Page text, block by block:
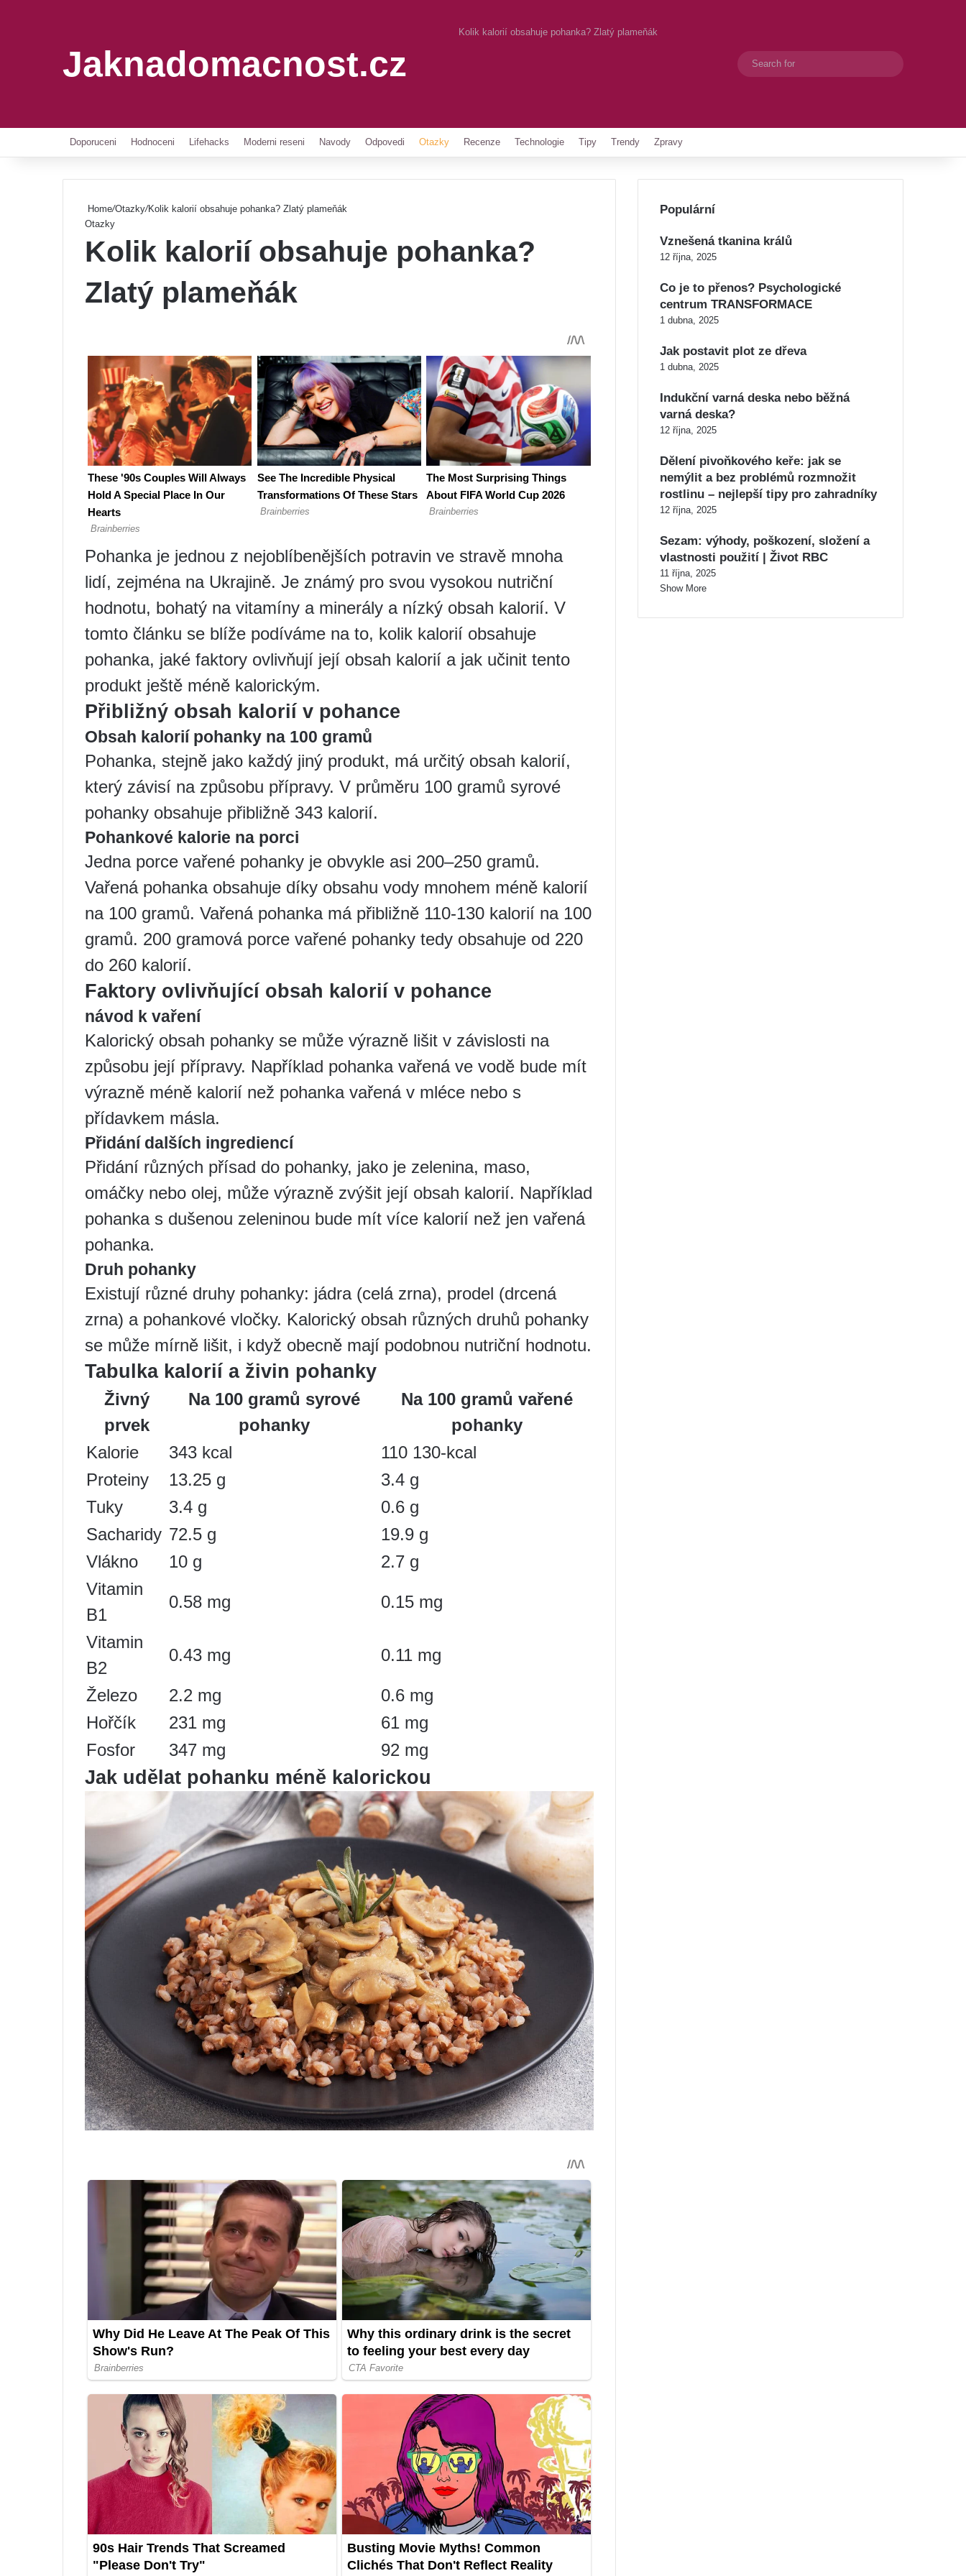
Jaknadomacnost.cz
Kolik kalorií obsahuje pohanka? Zlatý plameňák
Switch skin
Doporuceni Hodnoceni Lifehacks Moderni reseni Navody Odpovedi Otazky Recenze Technologie Tipy Trendy Zpravy
Home/Otazky/Kolik kalorií obsahuje pohanka? Zlatý plameňák
Otazky
Kolik kalorií obsahuje pohanka?
Zlatý plameňák
Pohanka je jednou z nejoblíbenějších potravin ve stravě mnoha
lidí, zejména na Ukrajině. Je známý pro svou vysokou nutriční
hodnotu, bohatý na vitamíny a minerály a nízký obsah kalorií. V
tomto článku se blíže podíváme na to, kolik kalorií obsahuje
pohanka, jaké faktory ovlivňují její obsah kalorií a jak učinit tento
produkt ještě méně kalorickým.
Přibližný obsah kalorií v pohance
Obsah kalorií pohanky na 100 gramů
Pohanka, stejně jako každý jiný produkt, má určitý obsah kalorií,
který závisí na způsobu přípravy. V průměru 100 gramů syrové
pohanky obsahuje přibližně 343 kalorií.
Pohankové kalorie na porci
Jedna porce vařené pohanky je obvykle asi 200–250 gramů.
Vařená pohanka obsahuje díky obsahu vody mnohem méně kalorií
na 100 gramů. Vařená pohanka má přibližně 110-130 kalorií na 100
gramů. 200 gramová porce vařené pohanky tedy obsahuje od 220
do 260 kalorií.
Faktory ovlivňující obsah kalorií v pohance
návod k vaření
Kalorický obsah pohanky se může výrazně lišit v závislosti na
způsobu její přípravy. Například pohanka vařená ve vodě bude mít
výrazně méně kalorií než pohanka vařená v mléce nebo s
přídavkem másla.
Přidání dalších ingrediencí
Přidání různých přísad do pohanky, jako je zelenina, maso,
omáčky nebo olej, může výrazně zvýšit její obsah kalorií. Například
pohanka s dušenou zeleninou bude mít více kalorií než jen vařená
pohanka.
Druh pohanky
Existují různé druhy pohanky: jádra (celá zrna), prodel (drcená
zrna) a pohankové vločky. Kalorický obsah různých druhů pohanky
se může mírně lišit, i když obecně mají podobnou nutriční hodnotu.
Tabulka kalorií a živin pohanky
Živný
prvek
Na 100 gramů syrové
pohanky
Na 100 gramů vařené
pohanky
Kalorie
343 kcal
110 130-kcal
Proteiny
13.25 g
3.4 g
Tuky
3.4 g
0.6 g
Sacharidy 72.5 g
19.9 g
Vlákno
10 g
2.7 g
Vitamin
B1
0.58 mg 0.15 mg
Vitamin
B2
0.43 mg 0.11 mg
Železo 2.2 mg
0.6 mg
Hořčík
231 mg
61 mg
Fosfor
347 mg 92 mg
Jak udělat pohanku méně kalorickou
Populární
Vznešená tkanina králů
12 října, 2025
Co je to přenos? Psychologické
centrum TRANSFORMACE
1 dubna, 2025
Jak postavit plot ze dřeva
1 dubna, 2025
Indukční varná deska nebo běžná
varná deska?
12 října, 2025
Dělení pivoňkového keře: jak se
nemýlit a bez problémů rozmnožit
rostlinu – nejlepší tipy pro zahradníky
12 října, 2025
Sezam: výhody, poškození, složení a
vlastnosti použití | Život RBC
11 října, 2025
Show More